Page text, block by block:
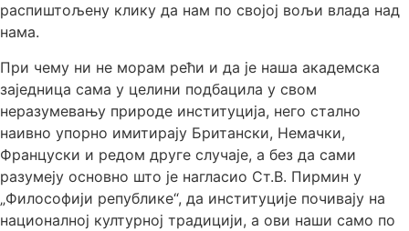
распиштољену клику да нам по својој вољи влада над
нама.
При чему ни не морам рећи и да је наша академска
заједница сама у целини подбацила у свом
неразумевању природе институција, него стално
наивно упорно имитирају Британски, Немачки,
Француски и редом друге случаје, а без да сами
разумеју основно што је нагласио Ст.В. Пирмин у
„Философији републике“, да институције почивају на
националној културној традицији, а ови наши само по